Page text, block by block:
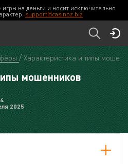
на деньги и носит исключительно
support@casinoz.biz
Характеристика и типы
мошенников
2025